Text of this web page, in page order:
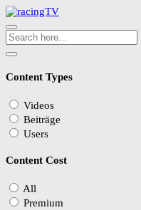
Content Types
Videos
Beiträge
Users
Content Cost
All
Premium